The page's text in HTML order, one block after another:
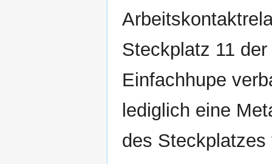
Steckplatz 11 der
Einfachhupe
lediglich eine
des Steckplatzes